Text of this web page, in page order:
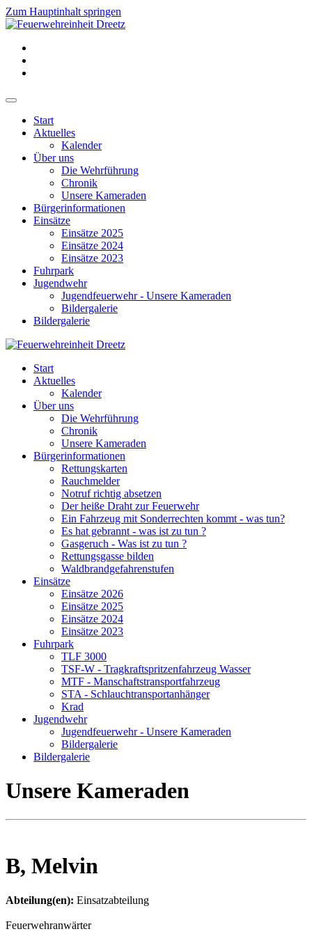
Zum Hauptinhalt springen
Start
Aktuelles
Kalender
Über uns
Die Wehrführung
Chronik
Unsere Kameraden
Bürgerinformationen
Einsätze
Einsätze 2025
Einsätze 2024
Einsätze 2023
Fuhrpark
Jugendwehr
Jugendfeuerwehr - Unsere Kameraden
Bildergalerie
Bildergalerie
Start
Aktuelles
Kalender
Über uns
Die Wehrführung
Chronik
Unsere Kameraden
Bürgerinformationen
Rettungskarten
Rauchmelder
Notruf richtig absetzen
Der heiße Draht zur Feuerwehr
Ein Fahrzeug mit Sonderrechten kommt - was tun?
Es hat gebrannt - was ist zu tun ?
Gasgeruch - Was ist zu tun ?
Rettungsgasse bilden
Waldbrandgefahrenstufen
Einsätze
Einsätze 2026
Einsätze 2025
Einsätze 2024
Einsätze 2023
Fuhrpark
TLF 3000
TSF-W - Tragkraftspritzenfahrzeug Wasser
MTF - Manschaftstransportfahrzeug
STA - Schlauchtransportanhänger
Krad
Jugendwehr
Jugendfeuerwehr - Unsere Kameraden
Bildergalerie
Bildergalerie
Unsere Kameraden
B, Melvin
Abteilung(en): Einsatzabteilung
Feuerwehranwärter